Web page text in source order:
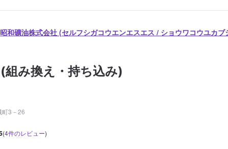
和礦油株式会社 (セルフシガコウエンエスエス / ショウワコウユカブ
組み換え・持ち込み)
町3－26
(4件のレビュー)